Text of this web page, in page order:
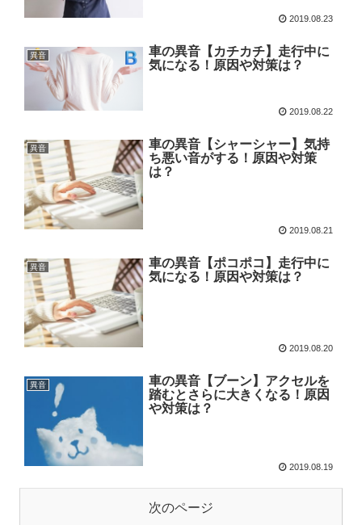
2019.08.23
異音
車の異音【カチカチ】走行中に
気になる！原因や対策は？
2019.08.22
異音
車の異音【シャーシャー】気持
ち悪い音がする！原因や対策
は？
2019.08.21
異音
車の異音【ポコポコ】走行中に
気になる！原因や対策は？
2019.08.20
異音
車の異音【ブーン】アクセルを
踏むとさらに大きくなる！原因
や対策は？
2019.08.19
次のページ